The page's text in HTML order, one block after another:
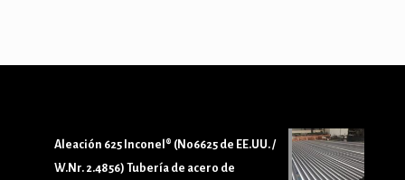
Aleación 625 Inconel® (N06625 de EE.UU. /
W.Nr. 2.4856) Tubería de acero de